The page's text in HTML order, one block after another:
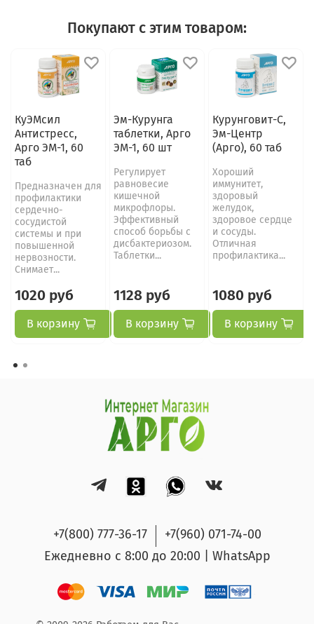
Покупают с этим товаром:
КуЭМсил
Антистресс,
Арго ЭМ-1, 60
таб
Предназначен для
профилактики
сердечно-
сосудистой
системы и при
повышенной
нервозности.
Снимает...
1020 руб
В корзину
Эм-Курунга
таблетки, Арго
ЭМ-1, 60 шт
Регулирует
равновесие
кишечной
микрофлоры.
Эффективный
способ борьбы с
дисбактериозом.
Таблетки...
1128 руб
В корзину
Курунговит-С,
Эм-Центр
(Арго), 60 таб
Хороший
иммунитет,
здоровый
желудок,
здоровое сердце
и сосуды.
Отличная
профилактика...
1080 руб
В корзину
+7(800) 777-36-17
+7(960) 071-74-00
Ежедневно с 8:00 до 20:00 | WhatsApp